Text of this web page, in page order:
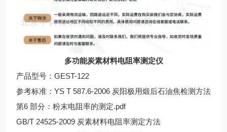
多功能炭素材料电阻率测定仪
产品型号：GEST-122
参考标准：YS T 587.6-2006 炭阳极用煅后石油焦检测方法
第6 部分：粉末电阻率的测定.pdf
GB/T 24525-2009 炭素材料电阻率测定方法